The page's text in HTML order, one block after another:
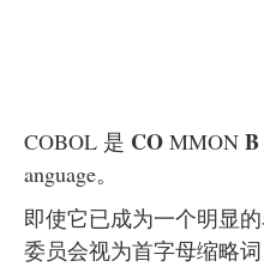
COBOL 是 CO MMON B
anguage。
即使它已成为一个明显
委员会视为首字母缩略